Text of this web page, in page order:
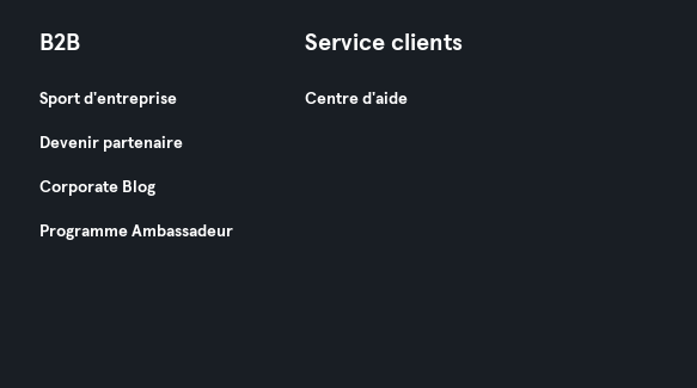
B2B
Sport d'entreprise
Devenir partenaire
Corporate Blog
Programme Ambassadeur
Service clients
Centre d'aide